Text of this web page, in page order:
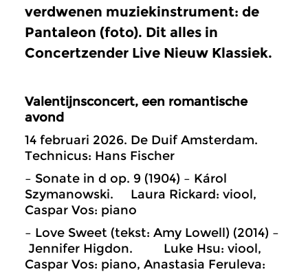
verdwenen muziekinstrument: de
Pantaleon (foto). Dit alles in
Concertzender Live Nieuw Klassiek.
Valentijnsconcert, een romantische
avond
14 februari 2026. De Duif Amsterdam.
Technicus: Hans Fischer
– Sonate in d op. 9 (1904) – Károl
Szymanowski. Laura Rickard: viool,
Caspar Vos: piano
– Love Sweet (tekst: Amy Lowell) (2014) –
Jennifer Higdon. Luke Hsu: viool,
Caspar Vos: piano, Anastasia Feruleva: